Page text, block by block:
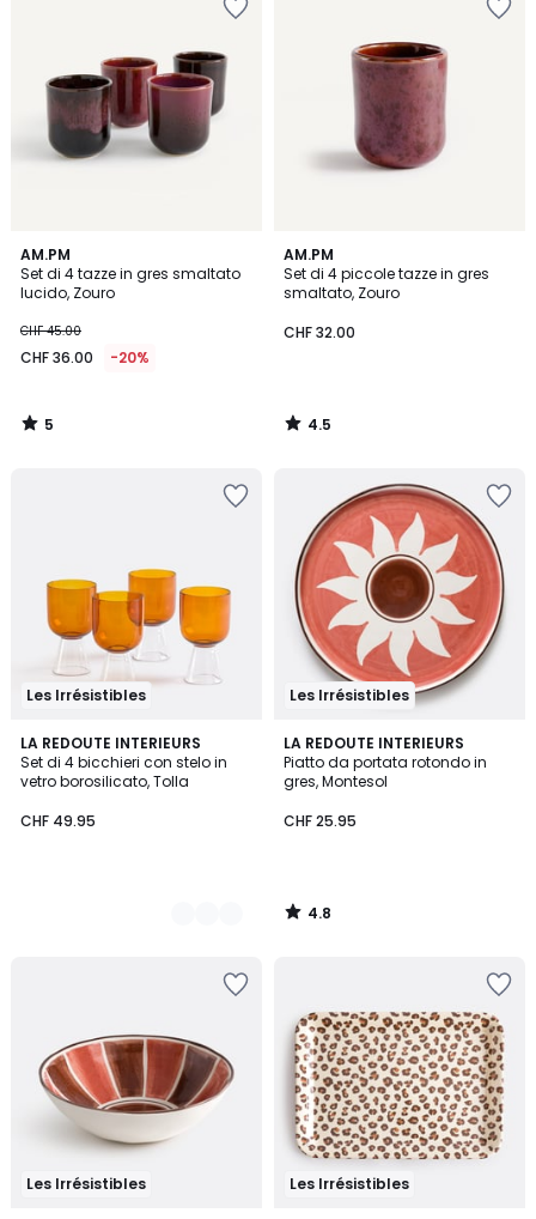
AM.PM
Set di 4 tazze in gres smaltato
lucido, Zouro
CHF 45.00
CHF 36.00 -20%
5
/
5
5
/
AM.PM
Set di 4 piccole tazze in gres
smaltato, Zouro
CHF 32.00
4.5
/ 5
4.5
/
Les Irrésistibles
LA REDOUTE INTERIEURS
Set di 4 bicchieri con stelo in
vetro borosilicato, Tolla
CHF 49.95
2
Colori
Les Irrésistibles
LA REDOUTE INTERIEURS
Piatto da portata rotondo in
gres, Montesol
CHF 25.95
4.8
/ 5
4.8
/
Les Irrésistibles Les Irrésistibles